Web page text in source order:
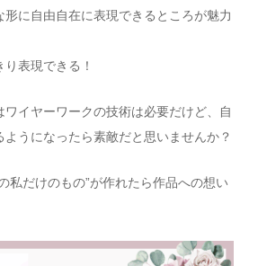
形に自由自在に表現できるところが魅力
表現できる！
ワイヤーワークの技術は必要だけど、自
うになったら素敵だと思いませんか？
私だけのもの”が作れたら作品への想い